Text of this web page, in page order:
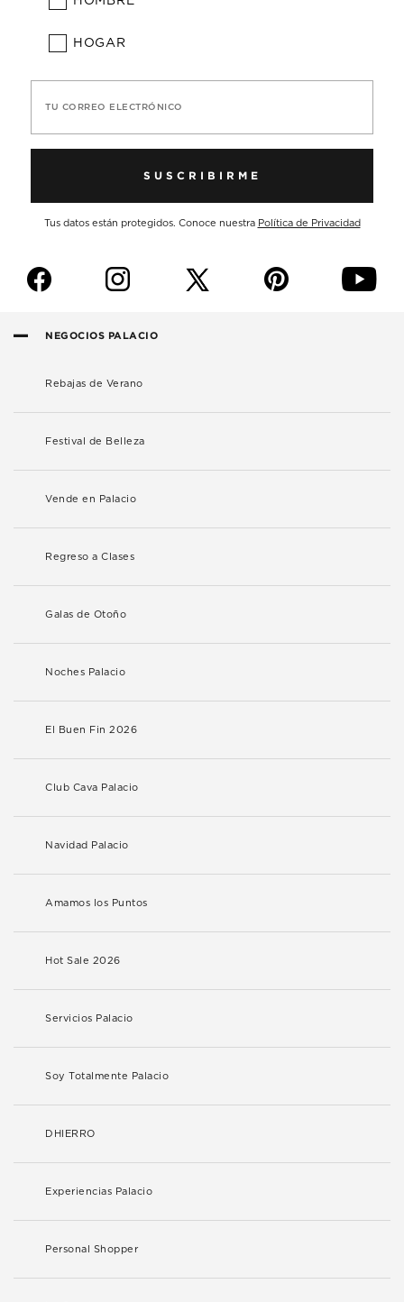
HOGAR
TU CORREO ELECTRÓNICO
SUSCRIBIRME
Tus datos están protegidos. Conoce nuestra Política de Privacidad
f i p y
NEGOCIOS PALACIO
Rebajas de Verano
Festival de Belleza
Vende en Palacio
Regreso a Clases
Galas de Otoño
Noches Palacio
El Buen Fin 2026
Club Cava Palacio
Navidad Palacio
Amamos los Puntos
Hot Sale 2026
Servicios Palacio
Soy Totalmente Palacio
DHIERRO
Experiencias Palacio
Personal Shopper